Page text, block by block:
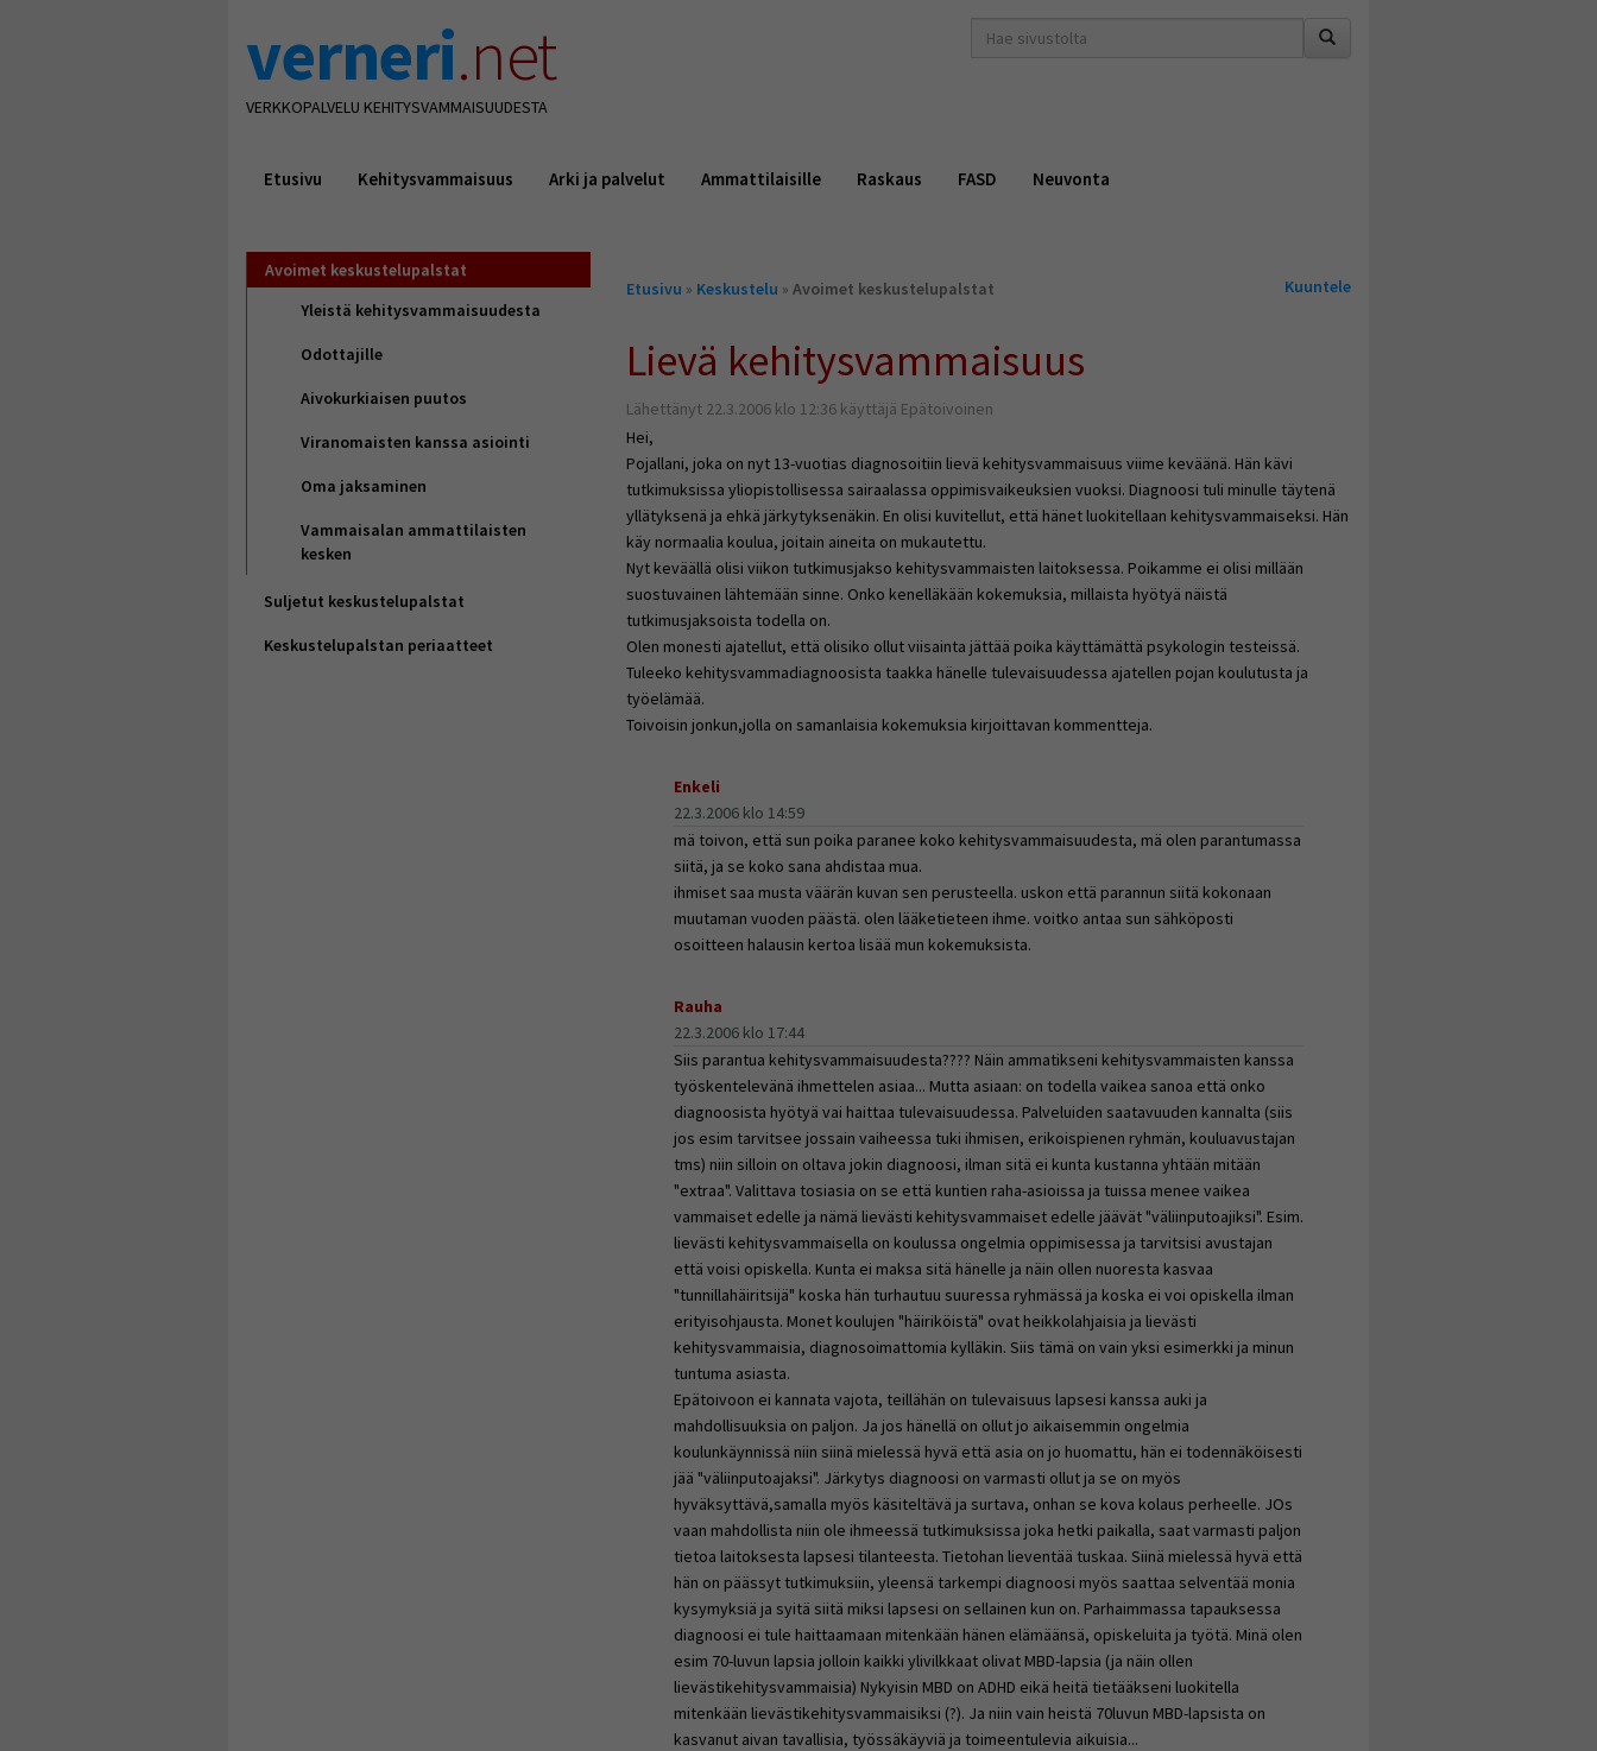
verneri.net
VERKKOPALVELU KEHITYSVAMMAISUUDESTA
hakusana(t)
Etusivu Kehitysvammaisuus Arki ja palvelut Ammattilaisille Raskaus FASD Neuvonta
Avoimet keskustelupalstat
Yleistä kehitysvammaisuudesta
Odottajille
Aivokurkiaisen puutos
Viranomaisten kanssa asiointi
Oma jaksaminen
Vammaisalan ammattilaisten
kesken
Suljetut keskustelupalstat
Keskustelupalstan periaatteet
Olet
Etusivu » Keskustelu » Avoimet keskustelupalstat Kuuntele
Lievä kehitysvammaisuus
Lähettänyt 22.3.2006 klo 12:36 käyttäjä Epätoivoinen
Hei,
Pojallani, joka on nyt 13-vuotias diagnosoitiin lievä kehitysvammaisuus viime keväänä. Hän kävi
tutkimuksissa yliopistollisessa sairaalassa oppimisvaikeuksien vuoksi. Diagnoosi tuli minulle täytenä
yllätyksenä ja ehkä järkytyksenäkin. En olisi kuvitellut, että hänet luokitellaan kehitysvammaiseksi. Hän
käy normaalia koulua, joitain aineita on mukautettu.
Nyt keväällä olisi viikon tutkimusjakso kehitysvammaisten laitoksessa. Poikamme ei olisi millään
suostuvainen lähtemään sinne. Onko kenelläkään kokemuksia, millaista hyötyä näistä
tutkimusjaksoista todella on.
Olen monesti ajatellut, että olisiko ollut viisainta jättää poika käyttämättä psykologin testeissä.
Tuleeko kehitysvammadiagnoosista taakka hänelle tulevaisuudessa ajatellen pojan koulutusta ja
työelämää.
Toivoisin jonkun,jolla on samanlaisia kokemuksia kirjoittavan kommentteja.
Enkeli
22.3.2006 klo 14:59
mä toivon, että sun poika paranee koko kehitysvammaisuudesta, mä olen parantumassa
siitä, ja se koko sana ahdistaa mua.
ihmiset saa musta väärän kuvan sen perusteella. uskon että parannun siitä kokonaan
muutaman vuoden päästä. olen lääketieteen ihme. voitko antaa sun sähköposti
osoitteen halausin kertoa lisää mun kokemuksista.
Rauha
22.3.2006 klo 17:44
Siis parantua kehitysvammaisuudesta???? Näin ammatikseni kehitysvammaisten kanssa
työskentelevänä ihmettelen asiaa... Mutta asiaan: on todella vaikea sanoa että onko
diagnoosista hyötyä vai haittaa tulevaisuudessa. Palveluiden saatavuuden kannalta (siis
jos esim tarvitsee jossain vaiheessa tuki ihmisen, erikoispienen ryhmän, kouluavustajan
tms) niin silloin on oltava jokin diagnoosi, ilman sitä ei kunta kustanna yhtään mitään
"extraa". Valittava tosiasia on se että kuntien raha-asioissa ja tuissa menee vaikea
vammaiset edelle ja nämä lievästi kehitysvammaiset edelle jäävät "väliinputoajiksi". Esim.
lievästi kehitysvammaisella on koulussa ongelmia oppimisessa ja tarvitsisi avustajan
että voisi opiskella. Kunta ei maksa sitä hänelle ja näin ollen nuoresta kasvaa
"tunnillahäiritsijä" koska hän turhautuu suuressa ryhmässä ja koska ei voi opiskella ilman
erityisohjausta. Monet koulujen "häiriköistä" ovat heikkolahjaisia ja lievästi
kehitysvammaisia, diagnosoimattomia kylläkin. Siis tämä on vain yksi esimerkki ja minun
tuntuma asiasta.
Epätoivoon ei kannata vajota, teillähän on tulevaisuus lapsesi kanssa auki ja
mahdollisuuksia on paljon. Ja jos hänellä on ollut jo aikaisemmin ongelmia
koulunkäynnissä niin siinä mielessä hyvä että asia on jo huomattu, hän ei todennäköisesti
jää "väliinputoajaksi". Järkytys diagnoosi on varmasti ollut ja se on myös
hyväksyttävä,samalla myös käsiteltävä ja surtava, onhan se kova kolaus perheelle. JOs
vaan mahdollista niin ole ihmeessä tutkimuksissa joka hetki paikalla, saat varmasti paljon
tietoa laitoksesta lapsesi tilanteesta. Tietohan lieventää tuskaa. Siinä mielessä hyvä että
hän on päässyt tutkimuksiin, yleensä tarkempi diagnoosi myös saattaa selventää monia
kysymyksiä ja syitä siitä miksi lapsesi on sellainen kun on. Parhaimmassa tapauksessa
diagnoosi ei tule haittaamaan mitenkään hänen elämäänsä, opiskeluita ja työtä. Minä olen
esim 70-luvun lapsia jolloin kaikki ylivilkkaat olivat MBD-lapsia (ja näin ollen
lievästikehitysvammaisia) Nykyisin MBD on ADHD eikä heitä tietääkseni luokitella
mitenkään lievästikehitysvammaisiksi (?). Ja niin vain heistä 70luvun MBD-lapsista on
kasvanut aivan tavallisia, työssäkäyviä ja toimeentulevia aikuisia...